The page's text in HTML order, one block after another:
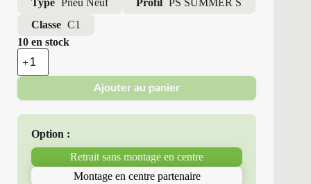
Type Pneu Neuf Profil PS SUMMER S
Classe C1
10 en stock
quantité
de
Point
-
Pneus
225/55R17
101
Ajouter au panier
Option :
Retrait sans montage en centre
Montage en centre partenaire